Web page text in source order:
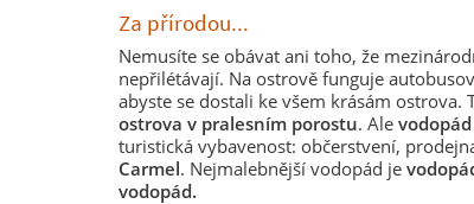
Za přírodou...
Nemusíte se obávat ani toho, že
nepřilétávají. Na ostrově funguje
abyste se dostali ke všem krásám
ostrova v pralesním porostu. Ale
turistická vybavenost: občerstvení,
Carmel. Nejmalebnější vodopád je
vodopád.